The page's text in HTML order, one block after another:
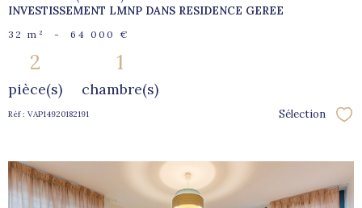
INVESTISSEMENT LMNP DANS RESIDENCE GEREE
32 m² - 64 000 €
2
pièce(s)
1
chambre(s)
Réf : VAP14920182191 Sélection